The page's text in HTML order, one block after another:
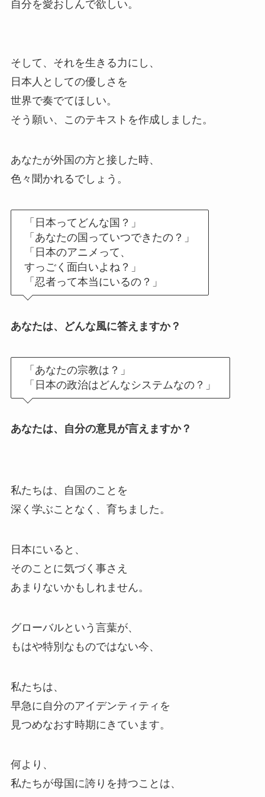
自分を愛おしんで欲しい。
そして、それを生きる力にし、
日本人としての優しさを
世界で奏でてほしい。
そう願い、このテキストを作成しました。
あなたが外国の方と接した時、
色々聞かれるでしょう。
「日本ってどんな国？」
「あなたの国っていつできたの？」
「日本のアニメって、
すっごく面白いよね？」
「忍者って本当にいるの？」
あなたは、どんな風に答えますか？
「あなたの宗教は？」
「日本の政治はどんなシステムなの？」
あなたは、自分の意見が言えますか？
私たちは、自国のことを
深く学ぶことなく、育ちました。
日本にいると、
そのことに気づく事さえ
あまりないかもしれません。
グローバルという言葉が、
もはや特別なものではない今、
私たちは、
早急に自分のアイデンティティを
見つめなおす時期にきています。
何より、
私たちが母国に誇りを持つことは、